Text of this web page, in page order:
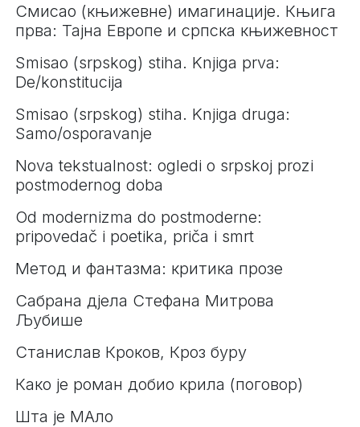
Смисао (књижевне) имагинације. Књига
прва: Тајна Европе и српска књижевност
Smisao (srpskog) stiha. Knjiga prva:
De/konstitucija
Smisao (srpskog) stiha. Knjiga druga:
Samo/osporavanje
Nova tekstualnost: ogledi o srpskoj prozi
postmodernog doba
Od modernizma do postmoderne:
pripovedač i poetika, priča i smrt
Метод и фантазма: критика прозе
Сабрана дјела Стефана Митрова
Љубише
Станислав Кроков, Кроз буру
Како је роман добио крила (поговор)
Шта је МАло